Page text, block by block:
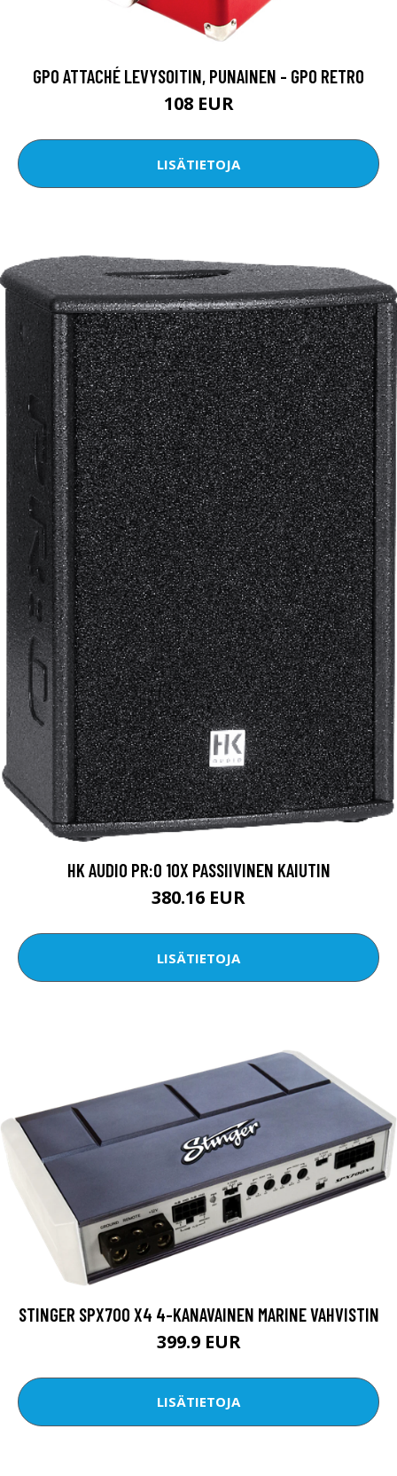
GPO ATTACHÉ LEVYSOITIN, PUNAINEN - GPO RETRO
108 EUR
LISÄTIETOJA
HK AUDIO PR:O 10X PASSIIVINEN KAIUTIN
380.16 EUR
LISÄTIETOJA
STINGER SPX700 X4 4-KANAVAINEN MARINE VAHVISTIN
399.9 EUR
LISÄTIETOJA